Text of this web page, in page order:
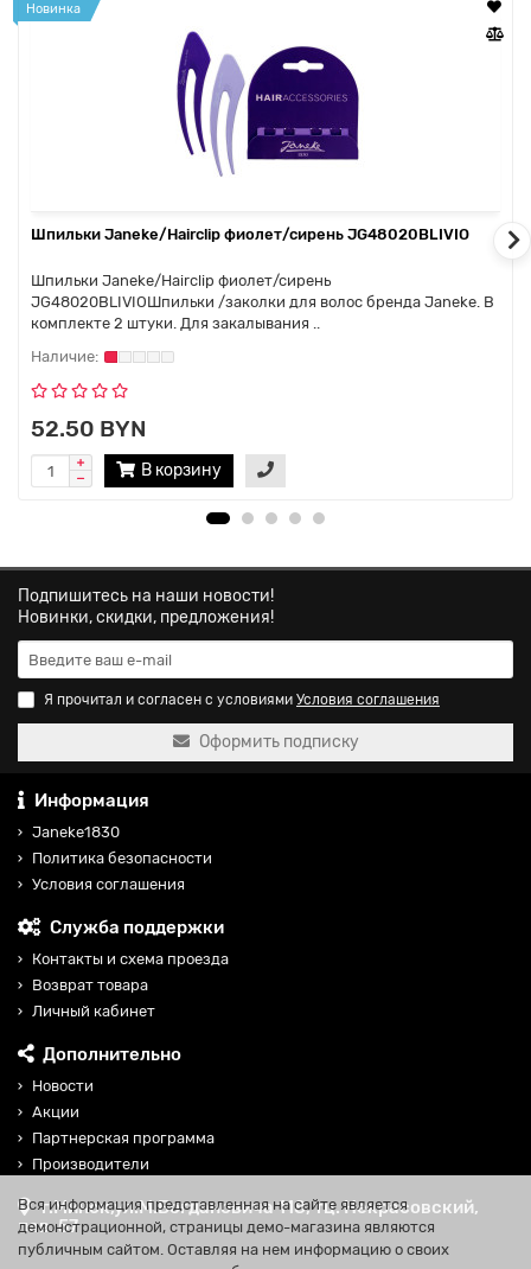
Новинка
Шпильки Janeke/Hairclip фиолет/сирень JG48020BLIVIO
Шпильки Janeke/Hairclip фиолет/сирень
JG48020BLIVIOШпильки /заколки для волос бренда Janeke. В
комплекте 2 штуки. Для закалывания ..
52.50 BYN
В корзину
Подпишитесь на наши новости!
Новинки, скидки, предложения!
Я прочитал и согласен с условиями Условия соглашения
Оформить подписку
Информация
Janeke1830
Политика безопасности
Условия соглашения
Служба поддержки
Контакты и схема проезда
Возврат товара
Личный кабинет
Дополнительно
Новости
Акции
Партнерская программа
Производители
г.Минск,ул.М.Богдановича 118, тц. Некрасовский,
пав. 57
Вся информация представленная на сайте является
демонстрационной, страницы демо-магазина являются
публичным сайтом. Оставляя на нем информацию о своих